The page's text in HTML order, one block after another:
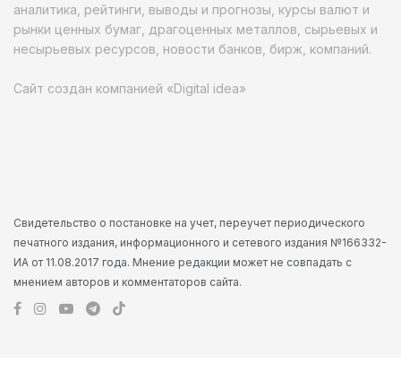
аналитика, рейтинги, выводы и прогнозы, курсы валют и
рынки ценных бумаг, драгоценных металлов, сырьевых и
несырьевых ресурсов, новости банков, бирж, компаний.
Сайт создан компанией «Digital idea»
Свидетельство о постановке на учет, переучет периодического
печатного издания, информационного и сетевого издания №166332-
ИА от 11.08.2017 года. Мнение редакции может не совпадать с
мнением авторов и комментаторов сайта.